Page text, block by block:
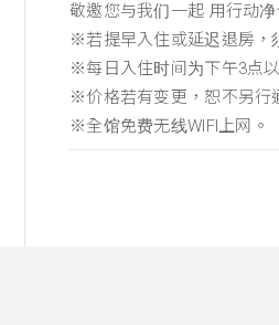
敬邀您与我们一起 用行动净
※若提早入住或延迟退房，
※每日入住时间为下午3点
※价格若有变更，恕不另行
※全馆免费无线WIFI上网。